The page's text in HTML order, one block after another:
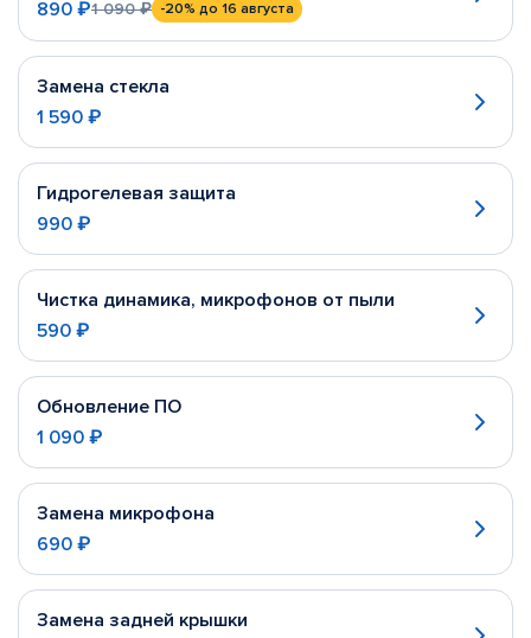
890 ₽1 090 ₽ -20% до 16 августа
Замена стекла
1 590 ₽
Гидрогелевая защита
990 ₽
Чистка динамика, микрофонов от пыли
590 ₽
Обновление ПО
1 090 ₽
Замена микрофона
690 ₽
Замена задней крышки